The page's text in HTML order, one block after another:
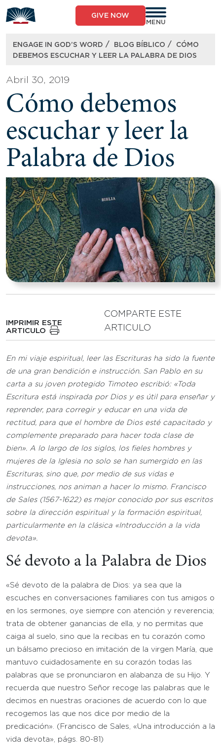
to
content
GIVE NOW
MENU
ENGAGE IN GOD’S WORD / BLOG BÍBLICO /
CÓMO
DEBEMOS ESCUCHAR Y LEER LA PALABRA DE DIOS
Abril 30, 2019
Cómo debemos
escuchar y leer la
Palabra de Dios
IMPRIMIR ESTE
ARTICULO
COMPARTE ESTE
ARTICULO
En mi viaje espiritual, leer las Escrituras ha sido la fuente
de una gran bendición e instrucción. San Pablo en su
carta a su joven protegido Timoteo escribió: «Toda
Escritura está inspirada por Dios y es útil para enseñar y
reprender, para corregir y educar en una vida de
rectitud, para que el hombre de Dios esté capacitado y
complemente preparado para hacer toda clase de
bien». A lo largo de los siglos, los fieles hombres y
mujeres de la Iglesia no solo se han sumergido en las
Escrituras, sino que, por medio de sus vidas e
instrucciones, nos animan a hacer lo mismo. Francisco
de Sales (1567-1622) es mejor conocido por sus escritos
sobre la dirección espiritual y la formación espiritual,
particularmente en la clásica «Introducción a la vida
devota».
Sé devoto a la Palabra de Dios
«Sé devoto de la palabra de Dios: ya sea que la
escuches en conversaciones familiares con tus amigos o
en los sermones, oye siempre con atención y reverencia;
trata de obtener ganancias de ella, y no permitas que
caiga al suelo, sino que la recibas en tu corazón como
un bálsamo precioso en imitación de la virgen María, que
mantuvo cuidadosamente en su corazón todas las
palabras que se pronunciaron en alabanza de su Hijo. Y
recuerda que nuestro Señor recoge las palabras que le
decimos en nuestras oraciones de acuerdo con lo que
recogemos las que nos dice por medio de la
predicación». (Francisco de Sales, «Una introducción a la
vida devota», págs. 80-81)